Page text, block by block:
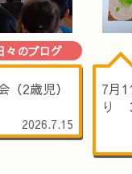
々のブログ
2歳児）
2026.7.15
7月
り